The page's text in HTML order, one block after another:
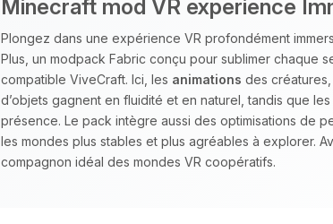
Minecraft mod VR experience
Plongez dans une expérience VR profondément
Plus, un modpack Fabric conçu pour sublimer chaque
compatible ViveCraft. Ici, les animations des
d’objets gagnent en fluidité et en naturel, tandis que les
présence. Le pack intègre aussi des optimisations de
les mondes plus stables et plus agréables à explorer.
compagnon idéal des mondes VR coopératifs.